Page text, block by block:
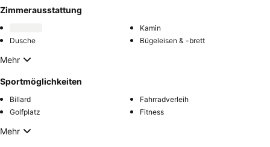
Zimmerausstattung
Kamin
Dusche
Bügeleisen & -brett
Mehr
Sportmöglichkeiten
Billard
Fahrradverleih
Golfplatz
Fitness
Mehr